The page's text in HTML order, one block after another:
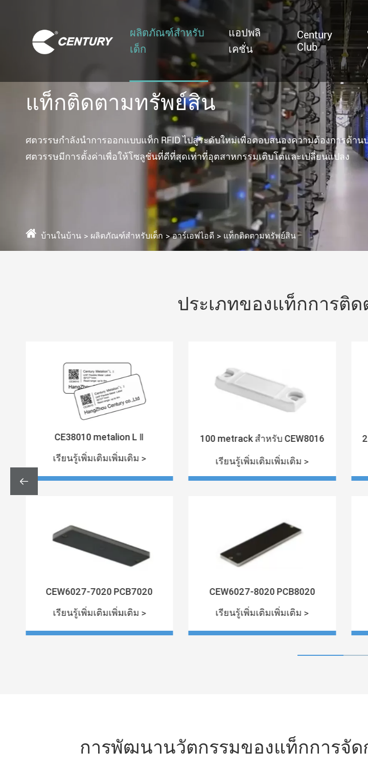
ผลิตภัณฑ์สำหรับ
เด็ก
แอปพลิ
เคชั่น
Century
Club
แท็กติดตามทรัพย์สิน
ศตวรรษกำลังนำการออกแบบแท็ก RFID ไปสู่ระดับใหม่เพื่อตอบสนองความต้องการด้า
ศตวรรษมีการตั้งค่าเพื่อให้โซลูชั่นที่ดีที่สุดเท่าที่อุตสาหกรรมเติบโตและเปลี่ยนแปลง
บ้านในบ้าน ผลิตภัณฑ์สำหรับเด็ก อาร์เอฟไอดี แท็กติดตามทรัพย์สิน
ประเภทของแท็กการติ
CE38010 metalion L Ⅱ
เรียนรู้เพิ่มเติมเพิ่มเติม >
100 metrack สำหรับ CEW8016
เรียนรู้เพิ่มเติมเพิ่มเติม >
CEW6027-7020 PCB7020
เรียนรู้เพิ่มเติมเพิ่มเติม >
CEW6027-8020 PCB8020
เรียนรู้เพิ่มเติมเพิ่มเติม >

การพัฒนานวัตกรรมของแท็กการจัด